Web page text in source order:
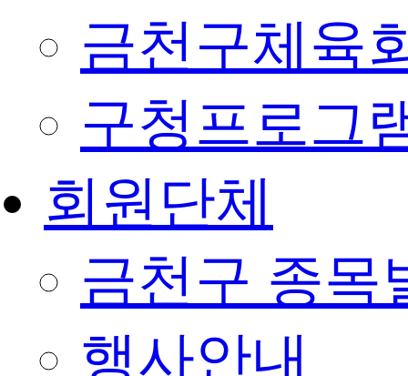
금천구체육
구청프로그
회원단체
금천구 종목
행사안내